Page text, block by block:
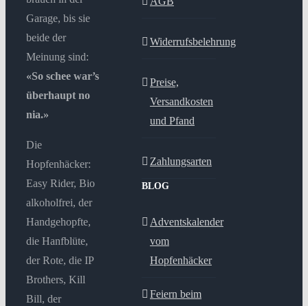
Garage, bis sie
beide der
Meinung sind:
«So schee war’s
überhaupt no
nia.»
Die
Hopfenhäcker:
Easy Rider, Bio
alkoholfrei, der
Handgehopfte,
die Hanfblüte,
der Rote, die IP
Brothers, Kill
Bill, der
Widerrufsbelehrung
Preise,
Versandkosten
und Pfand
Zahlungsarten
BLOG
Adventskalender
vom
Hopfenhäcker
Feiern beim